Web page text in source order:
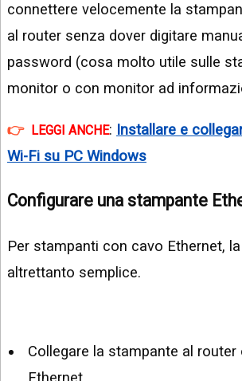
connettere velocemente la
al router senza dover digitare
password (cosa molto utile sulle
monitor o con monitor ad
LEGGI ANCHE: Installare e
Wi-Fi su PC Windows
Configurare una stampante
Per stampanti con cavo Ethernet,
altrettanto semplice.
Collegare la stampante al router
Ethernet.